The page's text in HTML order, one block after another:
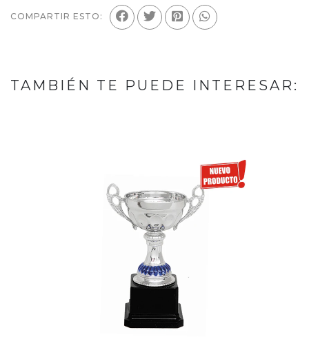
COMPARTIR ESTO:
TAMBIÉN TE PUEDE INTERESAR: